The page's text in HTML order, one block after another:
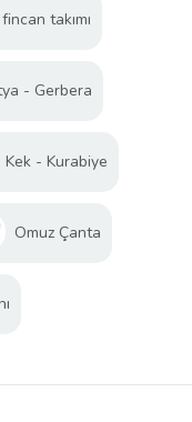
takımı
- Gerbera
Kek - Kurabiye
Omuz Çanta